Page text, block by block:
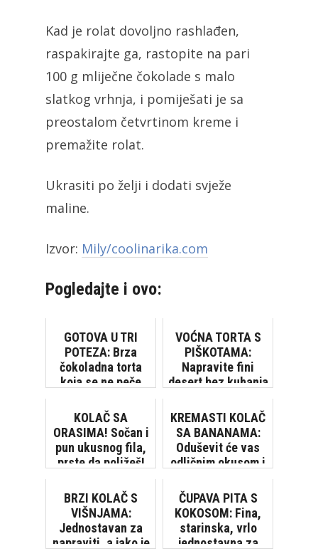
Kad je rolat dovoljno rashlađen,
raspakirajte ga, rastopite na pari
100 g mliječne čokolade s malo
slatkog vrhnja, i pomiješati je sa
preostalom četvrtinom kreme i
premažite rolat.
Ukrasiti po želji i dodati svježe
maline.
Izvor: Mily/coolinarika.com
Pogledajte i ovo:
GOTOVA U TRI
POTEZA: Brza
čokoladna torta
koja se ne peče
VOĆNA TORTA S
PIŠKOTAMA:
Napravite fini
desert bez kuhanja
KOLAČ SA
ORASIMA! Sočan i
pun ukusnog fila,
prste da poližeš!
KREMASTI KOLAČ
SA BANANAMA:
Oduševit će vas
odličnim okusom i
pripremom [VIDEO]
BRZI KOLAČ S
VIŠNJAMA:
Jednostavan za
napraviti, a jako je
ČUPAVA PITA S
KOKOSOM: Fina,
starinska, vrlo
jednostavna za